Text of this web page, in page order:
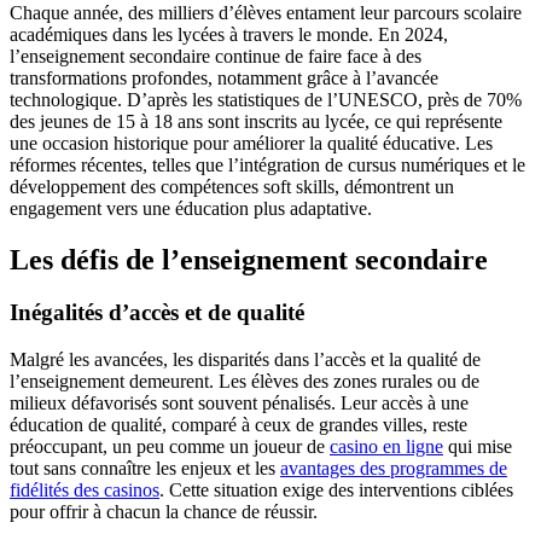
Chaque année, des milliers d’élèves entament leur parcours scolaire
académiques dans les lycées à travers le monde. En 2024,
l’enseignement secondaire continue de faire face à des
transformations profondes, notamment grâce à l’avancée
technologique. D’après les statistiques de l’UNESCO, près de 70%
des jeunes de 15 à 18 ans sont inscrits au lycée, ce qui représente
une occasion historique pour améliorer la qualité éducative. Les
réformes récentes, telles que l’intégration de cursus numériques et le
développement des compétences soft skills, démontrent un
engagement vers une éducation plus adaptative.
Les défis de l’enseignement secondaire
Inégalités d’accès et de qualité
Malgré les avancées, les disparités dans l’accès et la qualité de
l’enseignement demeurent. Les élèves des zones rurales ou de
milieux défavorisés sont souvent pénalisés. Leur accès à une
éducation de qualité, comparé à ceux de grandes villes, reste
préoccupant, un peu comme un joueur de casino en ligne qui mise
tout sans connaître les enjeux et les avantages des programmes de
fidélités des casinos. Cette situation exige des interventions ciblées
pour offrir à chacun la chance de réussir.